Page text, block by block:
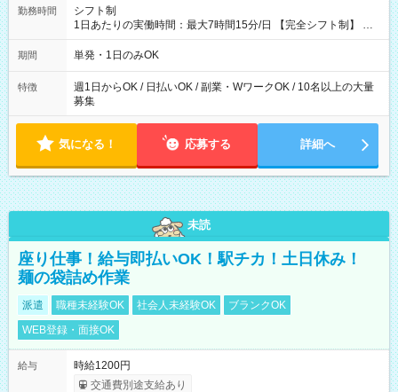
勤務時間
シフト制
1日あたりの実働時間：最大7時間15分/日 【完全シフト制】 例
(1) 8：00~17:00（休憩１h） 例(2) 13:00~16:00（早上がりでも
全額支給！） 例(3) 21:00~5:00（夜勤なら日当1.25倍！！）
期間 単発・1日のみOK
特徴
週1日からOK / 日払いOK / 副業・WワークOK / 10名以上の大量
募集
気になる！ 応募する 詳細へ
未読
座り仕事！給与即払いOK！駅チカ！土日休み！
麺の袋詰め作業
派遣 職種未経験OK 社会人未経験OK
ブランクOK
WEB登録・面接OK
給与
時給1200円
交通費別途支給あり